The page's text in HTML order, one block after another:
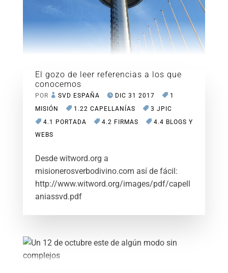
El gozo de leer referencias a los que
conocemos
POR SVD ESPAÑA DIC 31 2017
1
MISIÓN
1.22 CAPELLANÍAS
3 JPIC
4.1 PORTADA
4.2 FIRMAS
4.4 BLOGS Y
WEBS
Desde witword.org a
misionerosverbodivino.com así de fácil:
http://www.witword.org/images/pdf/capell
aniassvd.pdf